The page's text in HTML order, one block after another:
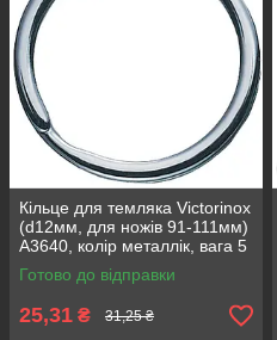
Кільце для темляка Victorinox
(d12мм, для ножів 91-111мм)
А3640, колір металлік, вага 5
г, матеріал сталь
Готово до відправки
25,31 ₴ 31,25 ₴